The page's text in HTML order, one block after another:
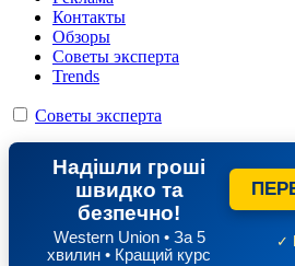
Контакты
Обзоры
Советы эксперта
Trends
Советы эксперта
Надішли гроші
швидко та
безпечно!
Western Union • За 5
хвилин • Кращий курс
✓